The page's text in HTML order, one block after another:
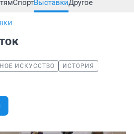
СпортВыставкиДругое
ИСКУССТВО
ИСТОРИЯ